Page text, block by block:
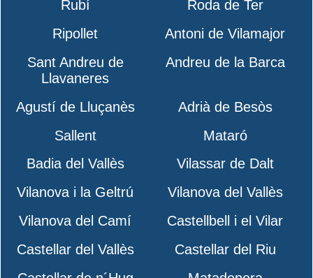
Rubí
Roda de Ter
Ripollet
Antoni de Vilamajor
Sant Andreu de
Llavaneres
Andreu de la Barca
Agustí de Lluçanès
Adrià de Besòs
Sallent
Mataró
Badia del Vallès
Vilassar de Dalt
Vilanova i la Geltrú
Vilanova del Vallès
Vilanova del Camí
Castellbell i el Vilar
Castellar del Vallès
Castellar del Riu